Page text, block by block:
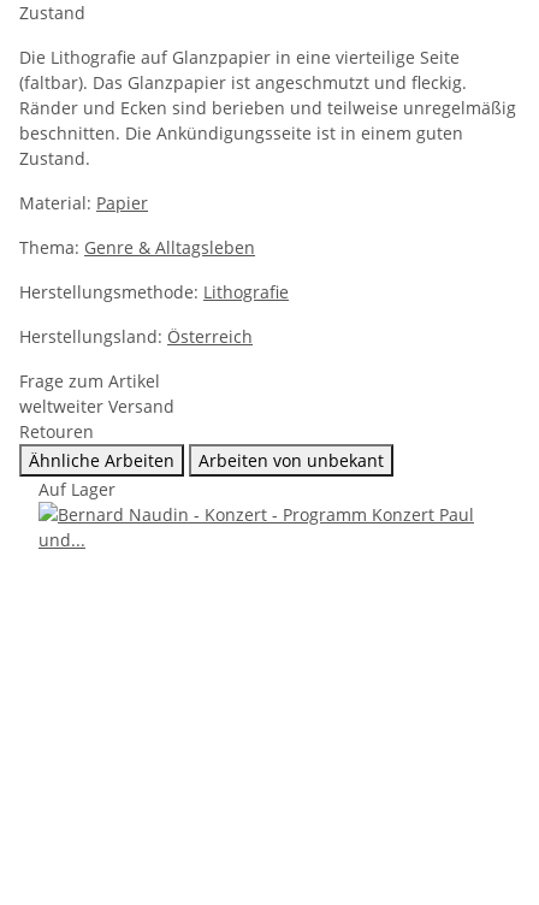
Zustand
Die Lithografie auf Glanzpapier in eine vierteilige Seite
(faltbar). Das Glanzpapier ist angeschmutzt und fleckig.
Ränder und Ecken sind berieben und teilweise unregelmäßig
beschnitten. Die Ankündigungsseite ist in einem guten
Zustand.
Material: Papier
Thema: Genre & Alltagsleben
Herstellungsmethode: Lithografie
Herstellungsland: Österreich
Frage zum Artikel
weltweiter Versand
Retouren
Ähnliche Arbeiten
Arbeiten von unbekant
Auf Lager